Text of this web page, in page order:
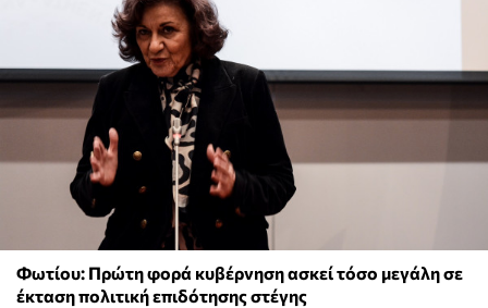
Φωτίου: Πρώτη φορά κυβέρνηση ασκεί τόσο μεγάλη σε
έκταση πολιτική επιδότησης στέγης